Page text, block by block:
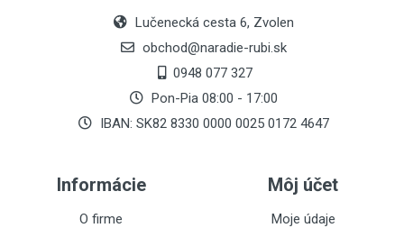
Lučenecká cesta 6, Zvolen
obchod@naradie-rubi.sk
0948 077 327
Pon-Pia 08:00 - 17:00
IBAN: SK82 8330 0000 0025 0172 4647
Informácie
O firme
Môj účet
Moje údaje